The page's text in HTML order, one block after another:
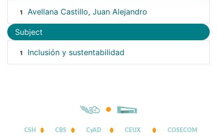
1 Avellana Castillo, Juan Alejandro
Subject
1 Inclusión y sustentabilidad
CSH CBS CyAD CEUX COSECOM